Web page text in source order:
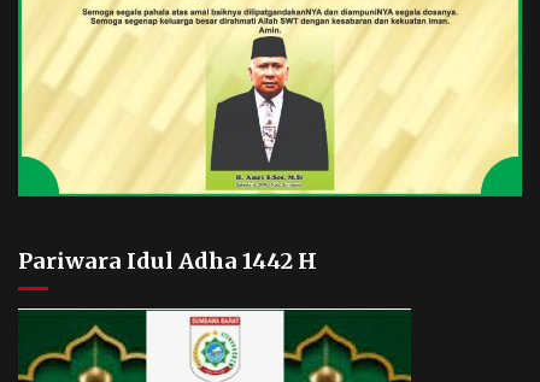
Pariwara Idul Adha 1442 H